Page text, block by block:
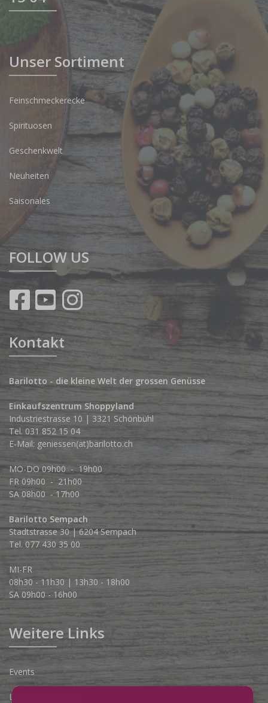
Unser Sortiment
Feinschmeckerecke
Spirituosen
Geschenkwelt
Neuheiten
Saisonales
FOLLOW US
Kontakt
Barilotto - die kleine Welt der grossen Genüsse
Einkaufszentrum Shoppyland
Industriestrasse 10 | 3321 Schönbühl
Tel. 031 852 15 04
E-Mail: geniessen(at)barilotto.ch
MO-DO 09h00 - 19h00
FR 09h00 - 21h00
SA 08h00 - 17h00
Barilotto Sempach
Stadtstrasse 30 | 6204 Sempach
Tel. 077 430 35 00
MI-FR
08h30 - 11h30 | 13h30 - 18h00
SA 09h00 - 16h00
Weitere Links
Events
Lieferbedingungen